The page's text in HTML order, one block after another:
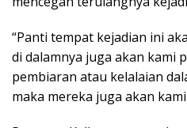
“Panti tempat kejadian ini
di dalamnya juga akan kami
pembiaran atau kelalaian
maka mereka juga akan